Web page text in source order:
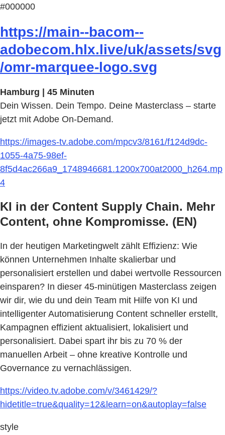
#000000
https://main--bacom--
adobecom.hlx.live/uk/assets/svg
/omr-marquee-logo.svg
Hamburg | 45 Minuten
Dein Wissen. Dein Tempo. Deine Masterclass – starte
jetzt mit Adobe On-Demand.
https://images-tv.adobe.com/mpcv3/8161/f124d9dc-
1055-4a75-98ef-
8f5d4ac266a9_1748946681.1200x700at2000_h264.mp
4
KI in der Content Supply Chain. Mehr
Content, ohne Kompromisse. (EN)
In der heutigen Marketingwelt zählt Effizienz: Wie
können Unternehmen Inhalte skalierbar und
personalisiert erstellen und dabei wertvolle Ressourcen
einsparen? In dieser 45-minütigen Masterclass zeigen
wir dir, wie du und dein Team mit Hilfe von KI und
intelligenter Automatisierung Content schneller erstellt,
Kampagnen effizient aktualisiert, lokalisiert und
personalisiert. Dabei spart ihr bis zu 70 % der
manuellen Arbeit – ohne kreative Kontrolle und
Governance zu vernachlässigen.
https://video.tv.adobe.com/v/3461429/?
hidetitle=true&quality=12&learn=on&autoplay=false
style